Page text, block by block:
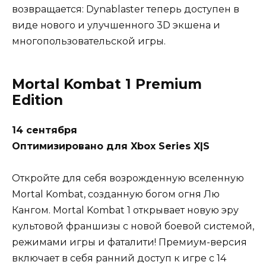
возвращается: Dynablaster теперь доступен в
виде нового и улучшенного 3D экшена и
многопользовательской игры.
Mortal Kombat 1 Premium
Edition
14 сентября
Оптимизировано для Xbox Series X|S
Откройте для себя возрожденную вселенную
Mortal Kombat, созданную богом огня Лю
Кангом. Mortal Kombat 1 открывает новую эру
культовой франшизы с новой боевой системой,
режимами игры и фаталити! Премиум-версия
включает в себя ранний доступ к игре с 14